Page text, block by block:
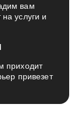
вам
услуги и
приходит
привезет